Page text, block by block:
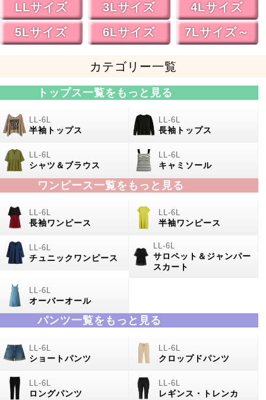
LLサイズ 3Lサイズ
4Lサイズ
5Lサイズ
6Lサイズ 7Lサイズ～
カテゴリー一覧
トップス一覧をもっと見る
半袖トップス 長袖トップス
シャツ＆ブラウス キャミソール
ワンピース一覧をもっと見る
長袖ワンピース 半袖ワンピース
チュニックワンピース
サロペット＆ジャンパー
スカート
オーバーオール
パンツ一覧をもっと見る
ショートパンツ クロップドパンツ
ロングパンツ レギンス・トレンカ